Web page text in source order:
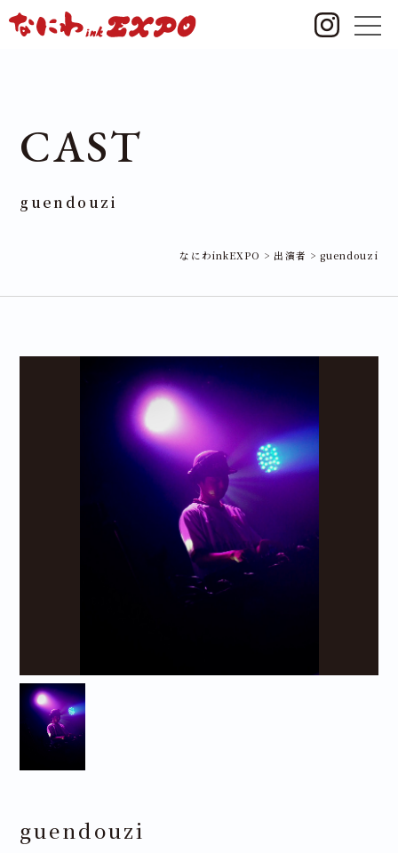
CAST
guendouzi
なにわinkEXPO > 出演者 > guendouzi
guendouzi